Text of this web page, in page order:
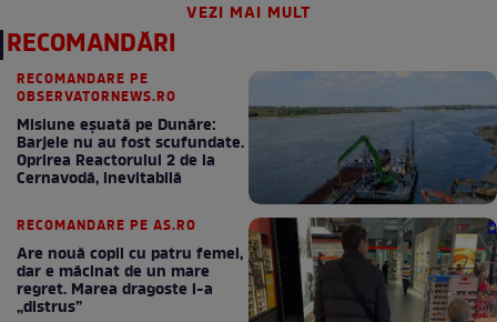
VEZI MAI MULT
RECOMANDĂRI
RECOMANDARE PE
OBSERVATORNEWS.RO
Misiune eșuată pe Dunăre:
Barjele nu au fost scufundate.
Oprirea Reactorului 2 de la
Cernavodă, inevitabilă
RECOMANDARE PE AS.RO
Are nouă copii cu patru femei,
dar e măcinat de un mare
regret. Marea dragoste l-a
„distrus”